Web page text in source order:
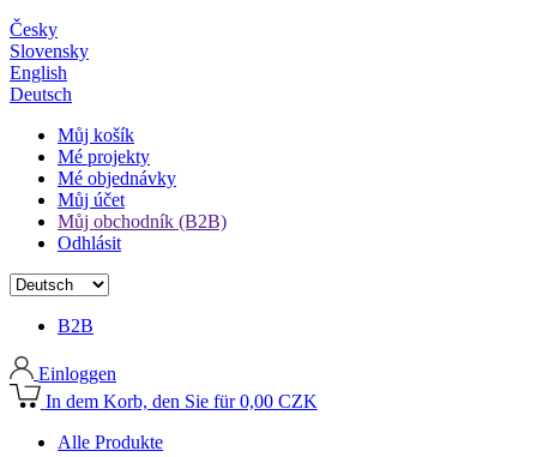
Česky
Slovensky
English
Deutsch
Můj košík
Mé projekty
Mé objednávky
Můj účet
Můj obchodník (B2B)
Odhlásit
B2B
Einloggen
In dem Korb, den Sie für 0,00 CZK
Alle Produkte